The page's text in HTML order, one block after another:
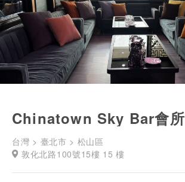
Chinatown Sky Bar會所
台灣 > 臺北市 > 松山區
敦化北路100號15樓 15 樓